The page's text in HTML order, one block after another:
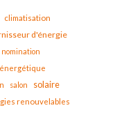
climatisation
d'énergie
nomination
salon solaire
renouvelables